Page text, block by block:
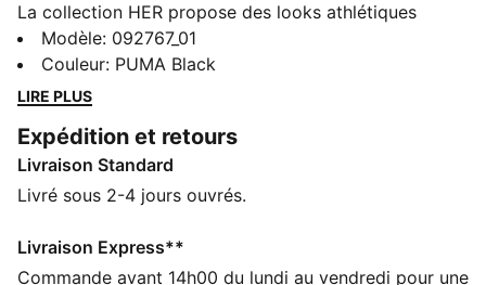
La collection HER propose des looks athlétiques
audacieux teintés d'une élégance quotidienne sans
effort. Le petit sac à dos HER présente des lignes
épurées, des détails subtils et une organisation pensée
ajustables ajoutent une bonne dose de confort.
CARACTÉRISTIQUES + AVANTAGES
Confectionné avec un minimum de 90 % de matériaux
DÉTAILS
Conçu pour : Lifestyle par PUMA
Modèle: 092767_01
Couleur: PUMA Black
LIRE PLUS
Expédition et retours
Livraison Standard
Livré sous 2-4 jours ouvrés.
Livraison Express**
Commande avant 14h00 du lundi au vendredi pour une